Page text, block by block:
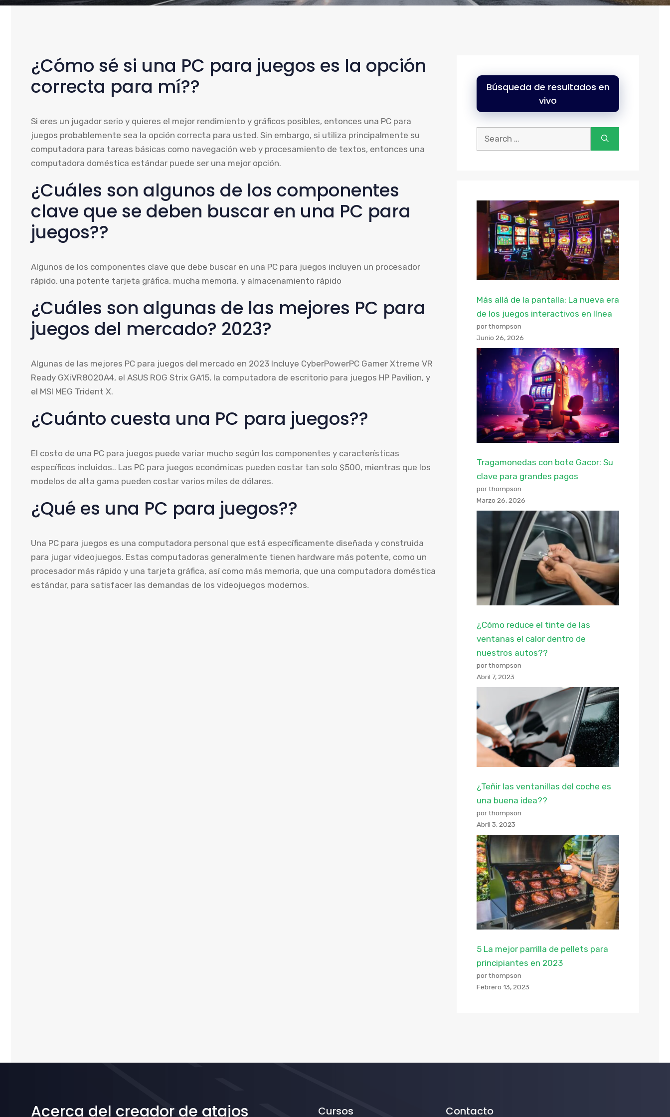
¿Cómo sé si una PC para juegos es la opción
correcta para mí??
Si eres un jugador serio y quieres el mejor rendimiento y gráficos posibles, entonces una PC para
juegos probablemente sea la opción correcta para usted. Sin embargo, si utiliza principalmente su
computadora para tareas básicas como navegación web y procesamiento de textos, entonces una
computadora doméstica estándar puede ser una mejor opción.
¿Cuáles son algunos de los componentes
clave que se deben buscar en una PC para
juegos??
Algunos de los componentes clave que debe buscar en una PC para juegos incluyen un procesador
rápido, una potente tarjeta gráfica, mucha memoria, y almacenamiento rápido
¿Cuáles son algunas de las mejores PC para
juegos del mercado? 2023?
Algunas de las mejores PC para juegos del mercado en 2023 Incluye CyberPowerPC Gamer Xtreme VR
Ready GXiVR8020A4, el ASUS ROG Strix GA15, la computadora de escritorio para juegos HP Pavilion, y
el MSI MEG Trident X.
¿Cuánto cuesta una PC para juegos??
El costo de una PC para juegos puede variar mucho según los componentes y características
específicos incluidos.. Las PC para juegos económicas pueden costar tan solo $500, mientras que los
modelos de alta gama pueden costar varios miles de dólares.
¿Qué es una PC para juegos??
Una PC para juegos es una computadora personal que está específicamente diseñada y construida
para jugar videojuegos. Estas computadoras generalmente tienen hardware más potente, como un
procesador más rápido y una tarjeta gráfica, así como más memoria, que una computadora doméstica
estándar, para satisfacer las demandas de los videojuegos modernos.
Búsqueda de resultados en
vivo
Buscar:
Más allá de la pantalla: La nueva era
de los juegos interactivos en línea
por thompson
Junio 26, 2026
Tragamonedas con bote Gacor: Su
clave para grandes pagos
por thompson
Marzo 26, 2026
¿Cómo reduce el tinte de las
ventanas el calor dentro de
nuestros autos??
por thompson
Abril 7, 2023
¿Teñir las ventanillas del coche es
una buena idea??
por thompson
Abril 3, 2023
5 La mejor parrilla de pellets para
principiantes en 2023
por thompson
Febrero 13, 2023
Acerca del creador de atajos Cursos Contacto